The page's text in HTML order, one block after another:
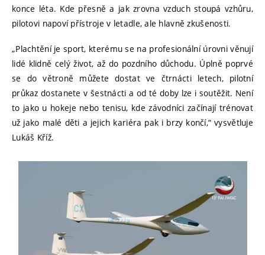
konce léta. Kde přesně a jak zrovna vzduch stoupá vzhůru,
pilotovi napoví přístroje v letadle, ale hlavně zkušenosti.
„Plachtění je sport, kterému se na profesionální úrovni věnují
lidé klidně celý život, až do pozdního důchodu. Úplně poprvé
se do větroně můžete dostat ve čtrnácti letech, pilotní
průkaz dostanete v šestnácti a od té doby lze i soutěžit. Není
to jako u hokeje nebo tenisu, kde závodníci začínají trénovat
už jako malé děti a jejich kariéra pak i brzy končí,“ vysvětluje
Lukáš Kříž.